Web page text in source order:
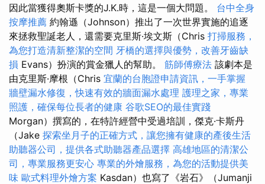
因此當獲得奧斯卡獎的J.K.時，這是一個大問題。 台中全身
按摩推薦 約翰遜（Johnson）推出了一次世界實施的追逐
來拯救聖誕老人，還需要克里斯·埃文斯（Chris 打掃服務，
為您打造清新整潔的空間 牙橋的選擇與優勢，改善牙齒缺
損 Evans）扮演的賞金獵人的幫助。 筋師傅療法 該劇本是
由克里斯·摩根（Chris 宜蘭的台胞證申請資訊，一手掌握
牆壁漏水修復，快速有效的牆面漏水處理 護理之家，專業
照護，確保每位長者的健康 谷歌SEO的最佳實踐
Morgan）撰寫的，在特許經營中受過培訓，傑克·卡斯丹
（Jake 探索坐月子的正確方式，讓您擁有健康的產後生活
助聽器公司，提供各式助聽器產品選擇 高雄地區的清潔公
司，專業服務更安心 專業的外燴服務，為您的活動提供美
味 歐式料理外燴方案 Kasdan）也寫了《岩石》（Jumanji